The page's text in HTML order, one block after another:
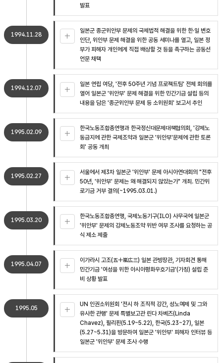
발표
1994.11.28
일본군 종군위안부 문제의 국제법적 해결을 위한 한·일 변호
인단, 위안부 문제 해결을 위한 공동 세미나를 열고, 일본 정
부가 피해자 개인에게 직접 배상할 것 등을 촉구하는 공동선
언문 채택
1994.12.07
일본 연립 여당, '전후 50주년 기념 프로젝트팀' 전체 회의를
열어 일본군 '위안부' 문제 해결을 위한 민간기금 설립 등의
내용을 담은 '종군위안부 문제 등 소위원회' 보고서 추인
1995.02.09
한국노동조합총연맹과 한국정신대문제대책협의회, '강제노
동금지에 관한 국제조약과 일본군 '위안부'문제에 관한 토론
회' 공동 개최
1995.02.27
서울에서 제3차 일본군 '위안부' 문제 아시아연대회의 "전후
50년, '위안부' 문제는 왜 해결되지 않았는가" 개최. 민간위
로기금 거부 결의(~1995.03.01.)
1995.03.20
한국노동조합총연맹, 국제노동기구(ILO) 사무국에 일본군
'위안부' 문제의 강제노동조약 위반 여부 조사를 요청하는 공
식 제소 제출
1995.04.07
이가라시 고조(五十嵐広三) 일본 관방장관, 기자회견 통해
민간기금 '여성을 위한 아시아평화우호기금'(가칭) 설립 준
비 상황 발표
1995.05
UN 인권소위원회 '전시 하 조직적 강간, 성노예제 및 그와
유사한 관행' 문제 특별보고관 린다 차베즈(Linda
Chavez), 필리핀(5.19~5.22), 한국(5.23~27), 일본
(5.27~5.31)을 방문하여 일본군 '위안부' 피해자 인터뷰 등
일본군 '위안부' 문제 조사 수행